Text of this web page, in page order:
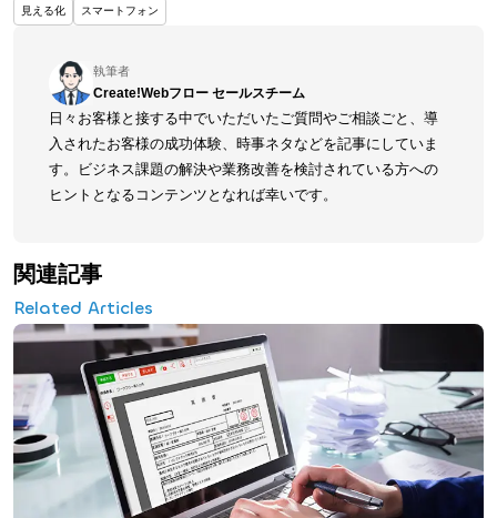
見える化 スマートフォン
執筆者
Create!Webフロー セールスチーム
日々お客様と接する中でいただいたご質問やご相談ごと、導
入されたお客様の成功体験、時事ネタなどを記事にしていま
す。ビジネス課題の解決や業務改善を検討されている方への
ヒントとなるコンテンツとなれば幸いです。
関連記事
Related Articles